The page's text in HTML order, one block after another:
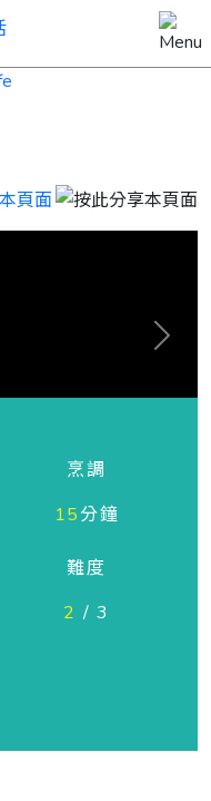
Next
烹調
15分鐘
難度
2 / 3